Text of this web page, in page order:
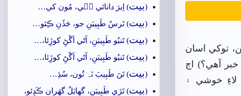
توکي اسان
آهي؟) اڄ
خوشي ۽
(بيت) اِبرَ دانائي جٖي، مُون کي…
(بيت) تَرسُ طَبِيبَنِ جو، جَڏَنِ ڪِئو…
(بيت) تَنبُو طَبِيبَنِ، آڻي اَڱَڻِ کوڙِئا،…
(بيت) تَنبُو طَبِيبَنِ، آڻي اَڱَڻِ کوڙِئا،…
(بيت) تَنَ طَبِيبَ نَہ تُون، سُڌِ…
(بيت) تَڙي طَبِيبَنِ، گهايَلُ گهَران ڪَڍِئو،